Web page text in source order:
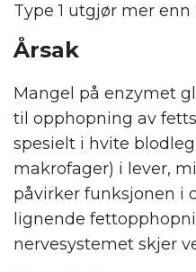
Type 1 utgjør mer enn
Årsak
Mangel på enzymet
til opphopning av
spesielt i hvite
makrofager) i lever,
påvirker funksjonen i
lignende
nervesystemet skjer